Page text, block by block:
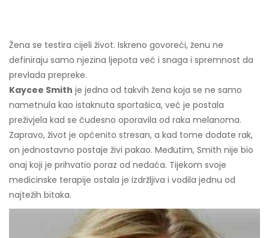
Žena se testira cijeli život. Iskreno govoreći, ženu ne
definiraju samo njezina ljepota već i snaga i spremnost da
prevlada prepreke.
Kaycee Smith je jedna od takvih žena koja se ne samo
nametnula kao istaknuta sportašica, već je postala
preživjela kad se čudesno oporavila od raka melanoma.
Zapravo, život je općenito stresan, a kad tome dodate rak,
on jednostavno postaje živi pakao. Međutim, Smith nije bio
onaj koji je prihvatio poraz od nedaća. Tijekom svoje
medicinske terapije ostala je izdržljiva i vodila jednu od
najtežih bitaka.